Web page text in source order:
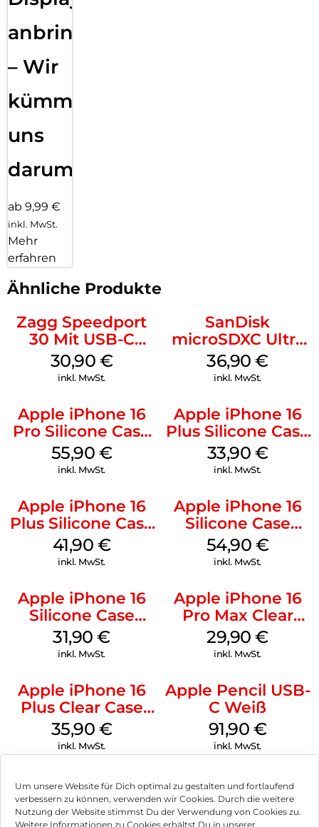
Um unsere Website für Dich optimal zu gestalten und fortlaufend
verbessern zu können, verwenden wir Cookies. Durch die weitere
Nutzung der Website stimmst Du der Verwendung von Cookies zu.
Weitere Informationen zu Cookies erhältst Du in unserer
anbringen
– Wir
kümmern
uns
darum!
ab 9,99 €
inkl. MwSt.
Mehr
erfahren
Ähnliche Produkte
Zagg Speedport
30 Mit USB-C
Kabel Weiß
30,90 €
inkl. MwSt.
SanDisk
microSDXC Ultra
128 GB + Adapter
Mobile
36,90€
inkl. MwSt.
Apple iPhone 16
Pro Silicone Case
MagSafe Stone
Gray
55,90 €
inkl. MwSt.
Apple iPhone 16
Plus Silicone Case
MagSafe Lake
Green
33,90 €
inkl. MwSt.
Apple iPhone 16
Plus Silicone Case
MagSafe Stone
Gray
41,90 €
inkl. MwSt.
Apple iPhone 16
Silicone Case
MagSafe Black
54,90 €
inkl. MwSt.
Apple iPhone 16
Silicone Case
MagSafe Fuchsia
31,90€
inkl. MwSt.
Apple iPhone 16
Pro Max Clear
Case MagSafe
Transparent
29,90€
inkl. MwSt.
Apple iPhone 16
Plus Clear Case
MagSafe
Transparent
35,90 €
inkl. MwSt.
Apple Pencil USB-
C Weiß
91,90 €
inkl. MwSt.
Impressum